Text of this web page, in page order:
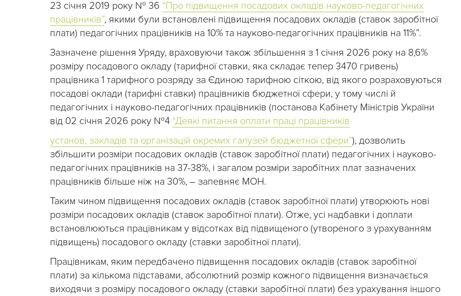
23 січня 2019 року № 36 “Про підвищення посадових окладів науково-педагогічних
працівників”, якими були встановлені підвищення посадових окладів (ставок заробітної
плати) педагогічних працівників на 10% та науково-педагогічних працівників на 11%”.
Зазначене рішення Уряду, враховуючи також збільшення з 1 січня 2026 року на 8,6%
розміру посадового окладу (тарифної ставки, яка складає тепер 3470 гривень)
працівника 1 тарифного розряду за Єдиною тарифною сіткою, від якого розраховуються
посадові оклади (тарифні ставки) працівників бюджетної сфери, у тому числі й
педагогічних і науково-педагогічних працівників (постанова Кабінету Міністрів України
від 02 січня 2026 року №4 “Деякі питання оплати праці працівників
установ, закладів та організацій окремих галузей бюджетної сфери”), дозволить
збільшити розміри посадових окладів (ставок заробітної плати) педагогічних і науково-
педагогічних працівників на 37-38%, і загалом розміри заробітних плат зазначених
працівників більше ніж на 30%, – запевняє МОН.
Таким чином підвищення посадових окладів (ставок заробітної плати) утворюють нові
розміри посадових окладів (ставок заробітної плати). Отже, усі надбавки і доплати
встановлюються працівникам у відсотках від підвищеного (утвореного з урахуванням
підвищень) посадового окладу (ставки заробітної плати).
Працівникам, яким передбачено підвищення посадових окладів (ставок заробітної
плати) за кількома підставами, абсолютний розмір кожного підвищення визначається
виходячи з розміру посадового окладу (ставки заробітної плати) без урахування іншого